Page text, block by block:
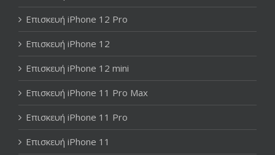
Επισκευή iPhone 12 Pro
Επισκευή iPhone 12
Επισκευή iPhone 12 mini
Επισκευή iPhone 11 Pro Max
Επισκευή iPhone 11 Pro
Επισκευή iPhone 11